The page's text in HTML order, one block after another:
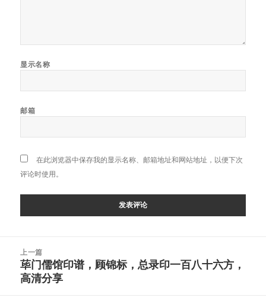
显示名称
邮箱
在此浏览器中保存我的显示名称、邮箱地址和网站地址，以便下次
评论时使用。
上一篇
上
篇
荜门儒馆印谱，顾锦标，总录印一百八十六方，
高清分享